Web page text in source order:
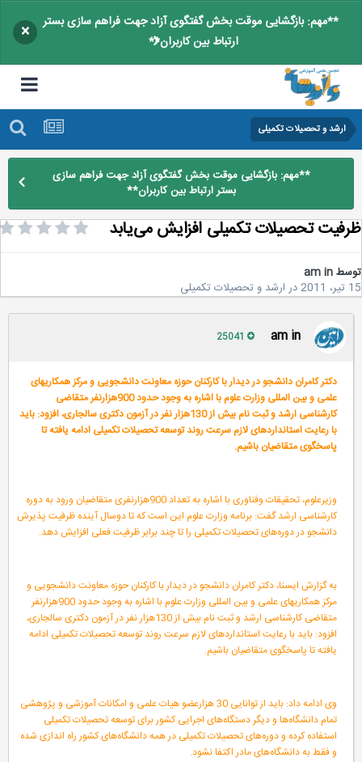
**مهم: بازگشایی موقت بخش گفتگوی آزاد جهت فراهم سازی بستر
ارتباط بین کاربران**
×
ارشد و تحصیلات تکمیلی
**مهم: بازگشایی موقت بخش گفتگوی آزاد جهت فراهم سازی
بستر ارتباط بین کاربران**
تحصیلات تکمیلی افزایش می‌یابد
am in
درارشد و تحصیلات تکمیلی
am in
دکتر کامران دانشجو در دیدار با کارکنان حوزه معاونت دانشجویی و مرکز همکاریهای
علمی و بین المللی وزارت علوم با اشاره به وجود حدود 900هزارنفر متقاضی
کارشناسی ارشد و ثبت نام بیش از 130هزار نفر در آزمون دکتری سالجاری، افزود: باید
با رعایت استانداردهای لازم سرعت روند توسعه تحصیلات تکمیلی ادامه یافته تا
پاسخگوی متقاضیان باشیم.
وزیرعلوم، تحقیقات وفناوری با اشاره به تعداد 900هزارنفری متقاضیان ورود به دوره
کارشناسی ارشد گفت: برنامه وزارت علوم این است که تا دوسال آینده ظرفیت پذیرش
دانشجو در دوره‌های تحصیلات تکمیلی را تا چند برابر ظرفیت فعلی افزایش دهد.
به گزارش ایسنا، دکتر کامران دانشجو در دیدار با کارکنان حوزه معاونت دانشجویی و
مرکز همکاریهای علمی و بین المللی وزارت علوم با اشاره به وجود حدود 900هزارنفر
متقاضی کارشناسی ارشد و ثبت نام بیش از 130هزار نفر در آزمون دکتری سالجاری،
افزود: باید با رعایت استانداردهای لازم سرعت روند توسعه تحصیلات تکمیلی ادامه
یافته تا پاسخگوی متقاضیان باشیم.
وی ادامه داد: باید از توانایی 30 هزارعضو هیات علمی و امکانات آموزشی و پژوهشی
تمام دانشگاه‌ها و دیگر دستگاه‌های اجرایی کشور برای توسعه تحصیلات تکمیلی
استفاده کرده و دوره‌های تحصیلات تکمیلی در همه دانشگاه‌های کشور راه اندازی شده
و فقط به دانشگاه‌های مادر اکتفا نشود.